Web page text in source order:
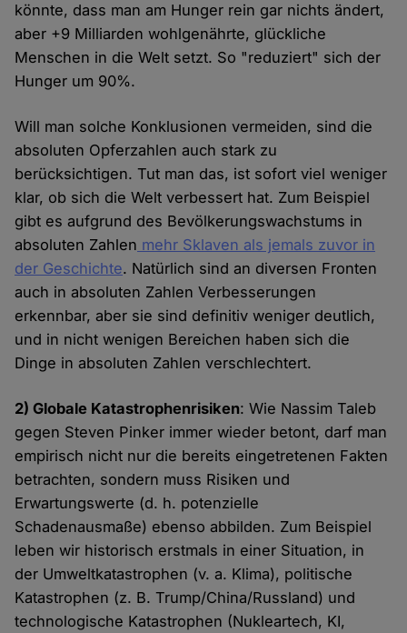
könnte, dass man am Hunger rein gar nichts ändert,
aber +9 Milliarden wohlgenährte, glückliche
Menschen in die Welt setzt. So "reduziert" sich der
Hunger um 90%.
Will man solche Konklusionen vermeiden, sind die
absoluten Opferzahlen auch stark zu
berücksichtigen. Tut man das, ist sofort viel weniger
klar, ob sich die Welt verbessert hat. Zum Beispiel
gibt es aufgrund des Bevölkerungswachstums in
absoluten Zahlen mehr Sklaven als jemals zuvor in
der Geschichte. Natürlich sind an diversen Fronten
auch in absoluten Zahlen Verbesserungen
erkennbar, aber sie sind definitiv weniger deutlich,
und in nicht wenigen Bereichen haben sich die
Dinge in absoluten Zahlen verschlechtert.
2) Globale Katastrophenrisiken: Wie Nassim Taleb
gegen Steven Pinker immer wieder betont, darf man
empirisch nicht nur die bereits eingetretenen Fakten
betrachten, sondern muss Risiken und
Erwartungswerte (d. h. potenzielle
Schadenausmaße) ebenso abbilden. Zum Beispiel
leben wir historisch erstmals in einer Situation, in
der Umweltkatastrophen (v. a. Klima), politische
Katastrophen (z. B. Trump/China/Russland) und
technologische Katastrophen (Nukleartech, KI,